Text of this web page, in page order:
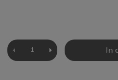
In